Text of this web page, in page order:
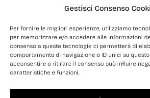
Gestisci Consenso
Per fornire le migliori esperienze, utilizziamo
per memorizzare e/o accedere alle informazioni
consenso a queste tecnologie ci permetterà di
comportamento di navigazione o ID unici su
acconsentire o ritirare il consenso può influire
caratteristiche e funzioni.
Email:
Facebook Instagram
Copyright © 2023 |Privacy|